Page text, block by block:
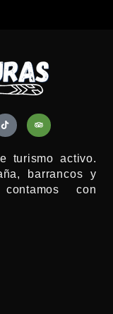
T
i
k
T
r
d
i
o
turismo activo.
barrancos y
con